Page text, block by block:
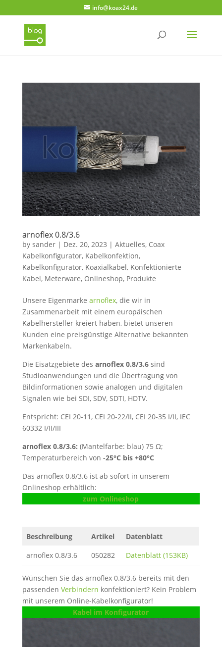
info@koax24.de
arnoflex 0.8/3.6
by sander| Dez. 20, 2023 | Aktuelles, Coax
Kabelkonfigurator, Kabelkonfektion,
Kabelkonfigurator, Koaxialkabel, Konfektionierte
Kabel, Meterware, Onlineshop, Produkte
Unsere Eigenmarke arnoflex, die wir in
Zusammenarbeit mit einem europäischen
Kabelhersteller kreiert haben, bietet unseren
Kunden eine preisgünstige Alternative bekannten
Markenkabeln.
Die Eisatzgebiete des arnoflex 0.8/3.6sind
Studioanwendungen und die Übertragung von
Bildinformationen sowie analogen und digitalen
Signalen wie bei SDI, SDV, SDTI, HDTV.
Entspricht: CEI 20-11, CEI 20-22/II, CEI 20-35 I/II, IEC
60332 I/II/III
arnoflex 0.8/3.6: (Mantelfarbe: blau) 75 Ω;
Temperaturbereich von -25°C bis +80°C
Das arnoflex 0.8/3.6 ist ab sofort in unserem
Onlineshop erhältlich:
zum Onlineshop
Beschreibung Artikel
Datenblatt
arnoflex 0.8/3.6
050282 Datenblatt (153KB)
Wünschen Sie das arnoflex 0.8/3.6 bereits mit den
passenden Verbindern konfektioniert? Kein Problem
mit unserem Online-Kabelkonfigurator!
Kabel im Konfigurator